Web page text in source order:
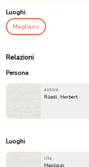
Luoghi:
Magliaso
Relazioni
Persona
autore
Rüedi, Herbert
Luoghi
cita